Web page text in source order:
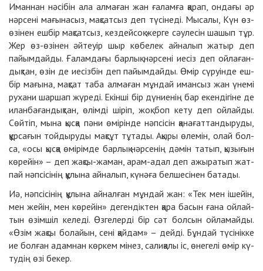
Иман­нан нә­сі­бін ала ал­ма­ған жан ға­лам­ға қа­рап, он­да­ғы әр
нәр­се­ні ма­ғы­на­сыз, мақ­сат­сыз деп тү­сі­не­ді. Мы­са­лы, Күн өз-
өзі­нен еш­бір мақ­сат­сыз, кез­дей­соқ жер­ге сәуле­сін ша­шып тұр.
Жер өз-өзі­нен әй­теуір шыр кө­бе­лек ай­на­лып жа­тыр деп
пай­ым­дай­ды. Ға­лам­да­ғы бар­лық нәр­се­ні ие­сіз деп ой­ла­ған­
дық­тан, өзін де ие­сіз­бін деп пай­ым­дай­ды. Өмір сү­руін­де еш­
бір ма­ғы­на, мақ­сат та­ба ал­ма­ған мұн­дай иман­сыз жан үне­мі
ру­ха­ни шар­шап жүре­ді. Екін­ші бір дү­ниенің бар екен­ді­гі­не де
иланбағандық­тан, өлім­ді ші­ріп, жоқ боп ке­ту деп ойлайды.
Сөй­тіп, мы­на қыс­қа пә­ни өмі­рін­де нәп­сі­сін қа­на­ғат­тан­ды­ру­ды,
құр­са­ғын той­ды­ру­ды мақ­сұт тұ­та­ды. Ақы­ры өле­мін, олай бол­
са, «осы қыс­қа өмі­рім­де бар­лық нәр­се­нің дә­мін та­тып, қы­зы­ғын
кө­рейін» – деп жақ­сы-жа­ман, арам-адал деп ажы­ра­тып жат­
пай нәп­сі­сі­нің құлына ай­на­лып, күнәға бел­ше­сі­нен ба­та­ды.
Иә, нәп­сі­сі­нің құ­лы­на ай­нал­ған мұн­дай жан: «Тек мен ішейін,
мен жейін, мен кө­рейін» де­ген­дік­тен қа­ра ба­сын ға­на ой­лай­
тын өзім­шіл ке­ле­ді. Өз­ге­лер­ді бір сәт бол­сын ой­ла­май­ды.
«Өзім жақ­сы бо­лай­ын, се­ні қай­дам» – дей­ді. Бұн­дай тү­сі­нік­ке
ие бол­ған адам­нан көр­кем мі­нез, салиқа­лы іс, өне­ге­лі өмір кү­
ту­дің өзі бе­кер.